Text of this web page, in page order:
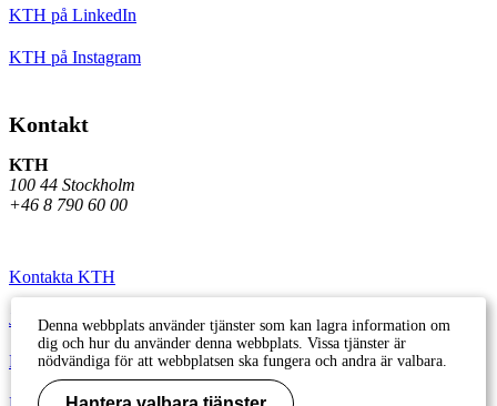
KTH på LinkedIn
KTH på Instagram
Kontakt
KTH
100 44 Stockholm
+46 8 790 60 00
Kontakta KTH
Jobba på KTH
Press och media
Denna webbplats använder tjänster som kan lagra information om
dig och hur du använder denna webbplats. Vissa tjänster är
nödvändiga för att webbplatsen ska fungera och andra är valbara.